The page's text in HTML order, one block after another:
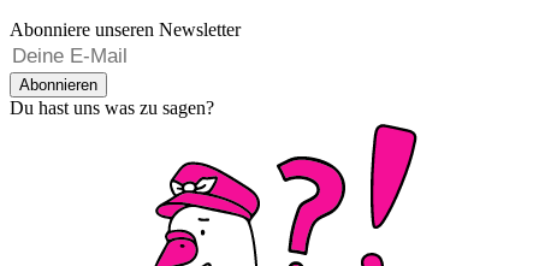
Abonniere unseren Newsletter
Abonnieren
Du hast uns was zu sagen?